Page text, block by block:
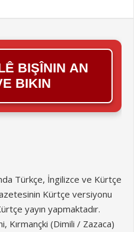
BIŞÎNIN AN
BIKIN
Türkçe, İngilizce ve Kürtçe
Kürtçe versiyonu
yayın yapmaktadır.
Kırmançki (Dimili / Zazaca)